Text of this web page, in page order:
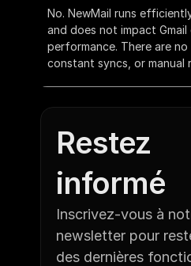
No. NewMail runs
and does not impact
performance. There are no
constant syncs, or manual
Restez
informé
Inscrivez-vous à
newsletter pour
des dernières